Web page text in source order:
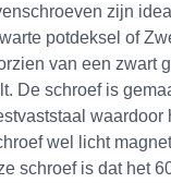
zijn
potdeksel of
van een zwart
De schroef is
waardoor
wel licht
schroef is dat het